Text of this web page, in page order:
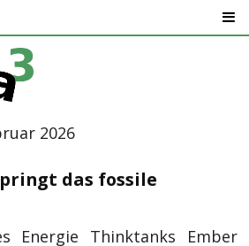
2026
das fossile
Energie Thinktanks Ember